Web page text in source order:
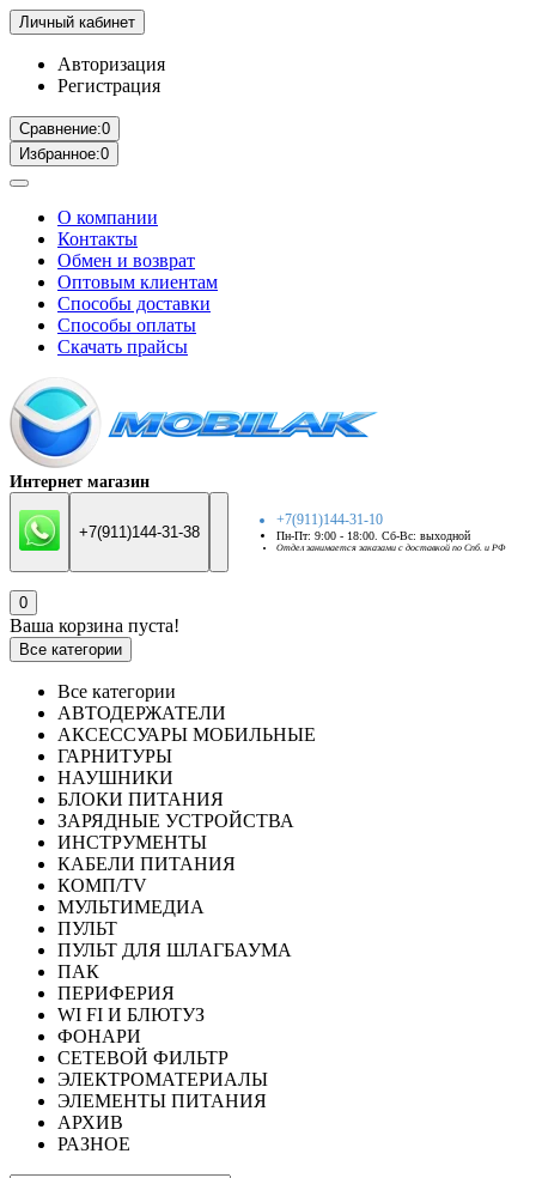
Личный кабинет
Авторизация
Регистрация
Сравнение:0
Избранное:0
О компании
Контакты
Обмен и возврат
Оптовым клиентам
Способы доставки
Способы оплаты
Скачать прайсы
Интернет магазин
+7(911)144-31-38
+7(911)144-31-10
Пн-Пт: 9:00 - 18:00. Сб-Вс: выходной
Отдел занимается заказами с доставкой по Спб. и РФ
0
Ваша корзина пуста!
Все категории
Все категории
АВТОДЕРЖАТЕЛИ
АКСЕССУАРЫ МОБИЛЬНЫЕ
ГАРНИТУРЫ
НАУШНИКИ
БЛОКИ ПИТАНИЯ
ЗАРЯДНЫЕ УСТРОЙСТВА
ИНСТРУМЕНТЫ
КАБЕЛИ ПИТАНИЯ
КОМП/TV
МУЛЬТИМЕДИА
ПУЛЬТ
ПУЛЬТ ДЛЯ ШЛАГБАУМА
ПАК
ПЕРИФЕРИЯ
WI FI И БЛЮТУЗ
ФОНАРИ
СЕТЕВОЙ ФИЛЬТР
ЭЛЕКТРОМАТЕРИАЛЫ
ЭЛЕМЕНТЫ ПИТАНИЯ
АРХИВ
РАЗНОЕ